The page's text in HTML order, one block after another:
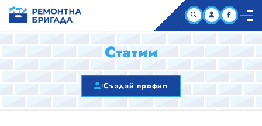
НАЧАЛО
КОМПАНИИ
Статии
Създай профил